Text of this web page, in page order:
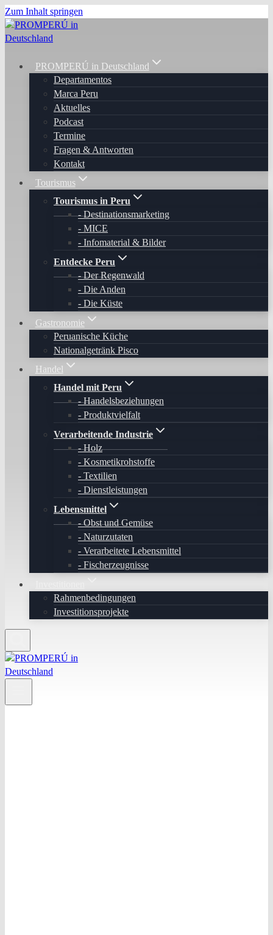
Zum Inhalt springen
PROMPERÚ in Deutschland
Departamentos
Marca Peru
Aktuelles
Podcast
Termine
Fragen & Antworten
Kontakt
Tourismus
Tourismus in Peru
Destinationsmarketing
MICE
Infomaterial & Bilder
Entdecke Peru
Der Regenwald
Die Anden
Die Küste
Gastronomie
Peruanische Küche
Nationalgetränk Pisco
Handel
Handel mit Peru
Handelsbeziehungen
Produktvielfalt
Verarbeitende Industrie
Holz
Kosmetikrohstoffe
Textilien
Dienstleistungen
Lebensmittel
Obst und Gemüse
Naturzutaten
Verarbeitete Lebensmittel
Fischerzeugnisse
Rahmenbedingungen
Investitionsprojekte